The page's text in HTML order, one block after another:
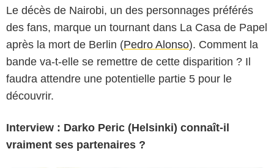
Le décès de Nairobi, un des personnages préférés
des fans, marque un tournant dans La Casa de Papel
après la mort de Berlin (Pedro Alonso). Comment la
bande va-t-elle se remettre de cette disparition ? Il
faudra attendre une potentielle partie 5 pour le
découvrir.
Interview : Darko Peric (Helsinki) connaît-il
vraiment ses partenaires ?